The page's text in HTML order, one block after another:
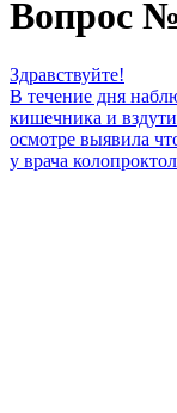
Вопрос
Здравствуйте!
В течение дня
кишечника и
осмотре выявила
у врача